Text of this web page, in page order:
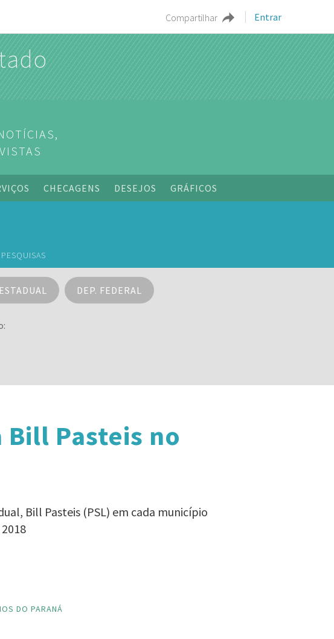
Compartilhar Entrar
CHECAGENS DESEJOS GRÁFICOS
PESQUISAS
DEP. FEDERAL
Pasteis no
Bill Pasteis (PSL) em cada município
DO PARANÁ